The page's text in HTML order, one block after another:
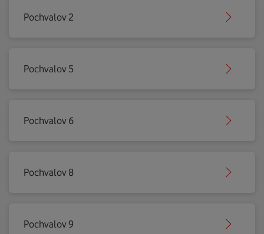
Pochvalov 2
Pochvalov 5
Pochvalov 6
Pochvalov 8
Pochvalov 9